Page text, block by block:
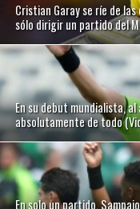
Cristian Garay se ríe de
sólo dirigir un partido del
En su debut mundialista,
absolutamente de todo
En solo un partido,